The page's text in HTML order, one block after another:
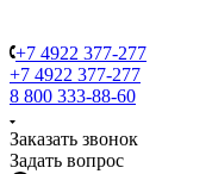
+7 4922 377-277
+7 4922 377-277
8 800 333-88-60
Заказать звонок
Задать вопрос